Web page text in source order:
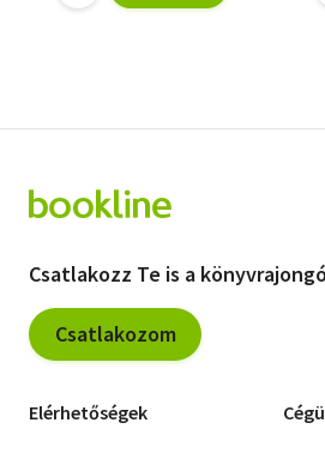
Csatlakozz Te is a
Csatlakozom
Elérhetőségek